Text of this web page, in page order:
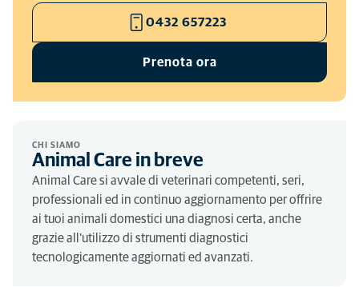
0432 657223
Prenota ora
CHI SIAMO
Animal Care in breve
Animal Care si avvale di veterinari competenti, seri,
professionali ed in continuo aggiornamento per offrire
ai tuoi animali domestici una diagnosi certa, anche
grazie all'utilizzo di strumenti diagnostici
tecnologicamente aggiornati ed avanzati.